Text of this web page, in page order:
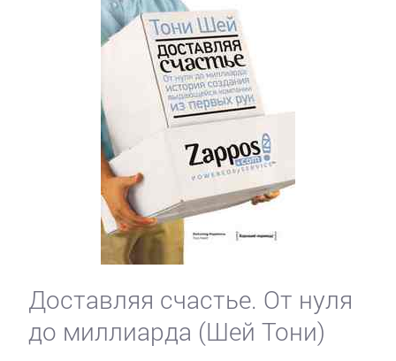
Доставляя счастье. От нуля
до миллиарда (Шей Тони)